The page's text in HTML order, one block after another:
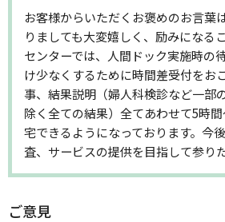
お客様からいただくお褒めのお言葉
りましても大変嬉しく、励みになる
センターでは、人間ドック実施時の
け少なくするために時間差受付をお
事、結果説明（婦人科検診など一部
除く全ての結果）全てあわせて5時
宅できるようになっております。今
査、サービスの提供を目指して参り
ご意見